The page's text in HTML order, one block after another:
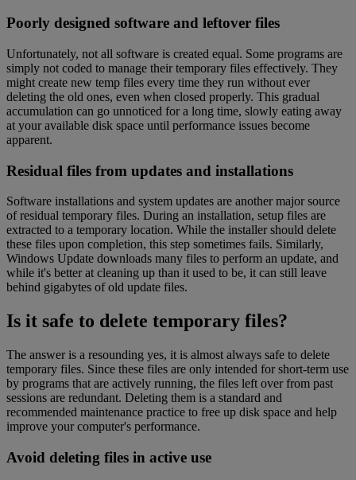
Poorly designed software and leftover files
Unfortunately, not all software is created equal. Some programs are
simply not coded to manage their temporary files effectively. They
might create new temp files every time they run without ever
deleting the old ones, even when closed properly. This gradual
accumulation can go unnoticed for a long time, slowly eating away
at your available disk space until performance issues become
apparent.
Residual files from updates and installations
Software installations and system updates are another major source
of residual temporary files. During an installation, setup files are
extracted to a temporary location. While the installer should delete
these files upon completion, this step sometimes fails. Similarly,
Windows Update downloads many files to perform an update, and
while it's better at cleaning up than it used to be, it can still leave
behind gigabytes of old update files.
Is it safe to delete temporary files?
The answer is a resounding yes, it is almost always safe to delete
temporary files. Since these files are only intended for short-term use
by programs that are actively running, the files left over from past
sessions are redundant. Deleting them is a standard and
recommended maintenance practice to free up disk space and help
improve your computer's performance.
Avoid deleting files in active use